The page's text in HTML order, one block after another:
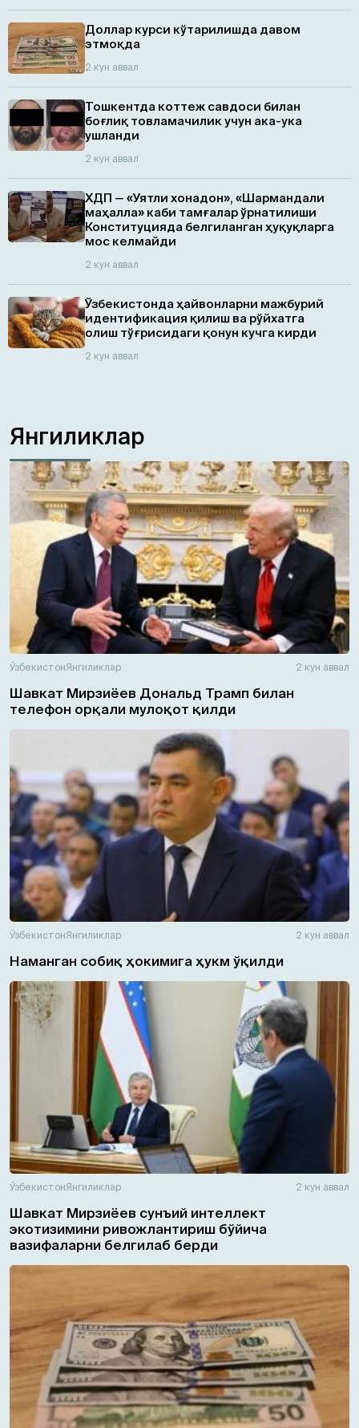
Доллар курси кўтарилишда давом
этмоқда
2 кун аввал
Тошкентда коттеж савдоси билан
боғлиқ товламачилик учун ака-ука
ушланди
2 кун аввал
ХДП — «Уятли хонадон», «Шармандали
маҳалла» каби тамғалар ўрнатилиши
Конституцияда белгиланган ҳуқуқларга
мос келмайди
2 кун аввал
Ўзбекистонда ҳайвонларни мажбурий
идентификация қилиш ва рўйхатга
олиш тўғрисидаги қонун кучга кирди
2 кун аввал
Янгиликлар
ЎзбекистонЯнгиликлар 2 кун аввал
Шавкат Мирзиёев Дональд Трамп билан
телефон орқали мулоқот қилди
ЎзбекистонЯнгиликлар 2 кун аввал
Наманган собиқ ҳокимига ҳукм ўқилди
ЎзбекистонЯнгиликлар 2 кун аввал
Шавкат Мирзиёев сунъий интеллект
экотизимини ривожлантириш бўйича
вазифаларни белгилаб берди